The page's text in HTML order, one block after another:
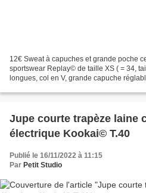
12€ Sweat à capuches et grande poche
sportswear Replay© de taille XS ( = 34,
longues, col en V, grande capuche
Jupe courte trapèze laine
électrique Kookai© T.40
Publié le 16/11/2022 à 11:15
Par Petit Studio